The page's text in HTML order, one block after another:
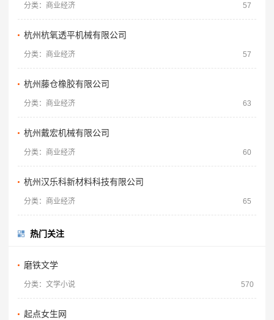
分类：商业经济 57
杭州杭氧透平机械有限公司
分类：商业经济 57
杭州藤仓橡胶有限公司
分类：商业经济 63
杭州戴宏机械有限公司
分类：商业经济 60
杭州汉乐科新材料科技有限公司
分类：商业经济 65
热门关注
磨铁文学
分类：文学小说 570
起点女生网